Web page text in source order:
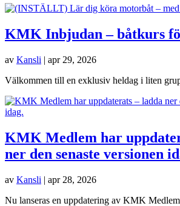
KMK Inbjudan – båtkurs
av Kansli | apr 29, 2026
Välkommen till en exklusiv heldag i liten
KMK Medlem har
ner den senaste versionen
av Kansli | apr 28, 2026
Nu lanseras en uppdatering av KMK